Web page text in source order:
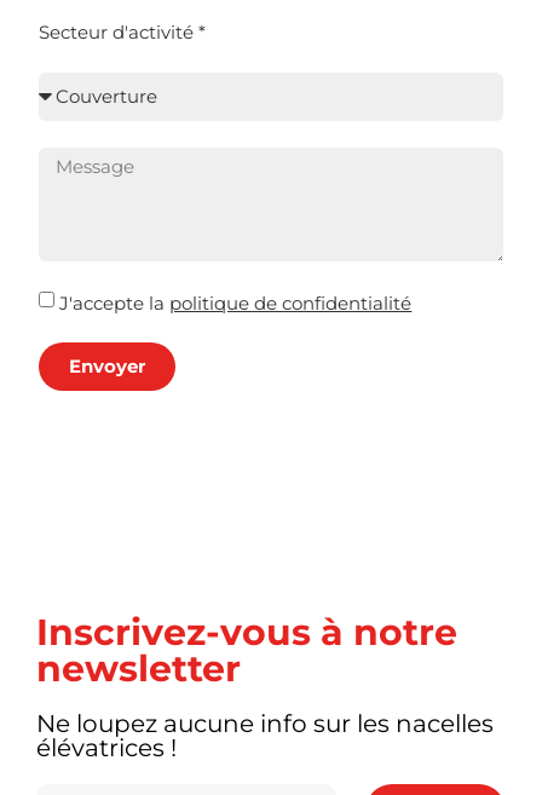
Secteur d'activité *
J'accepte la politique de confidentialité
Envoyer
Inscrivez-vous à notre
newsletter
Ne loupez aucune info sur les nacelles
élévatrices !